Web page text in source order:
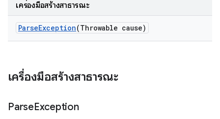
เครื่องมือสร้างสาธารณะ
ParseException(Throwable cause)
เครื่องมือสร้างสาธารณะ
ParseException